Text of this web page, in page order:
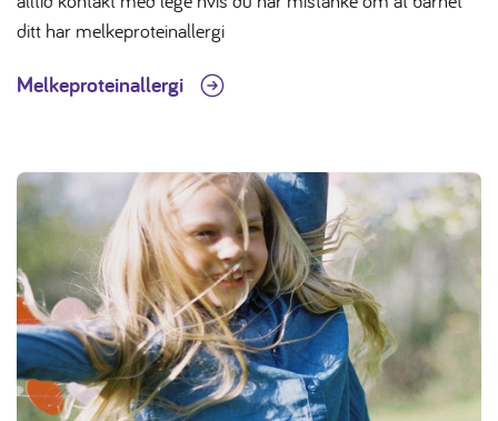
ditt har melkeproteinallergi
Melkeproteinallergi